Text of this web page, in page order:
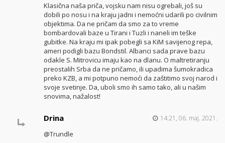
Klasična naša priča, vojsku nam nisu ogrebali, još su
dobili po nosu i na kraju jadni i nemoćni udarili po civilnim
objektima. Da ne pričam da smo za to vreme
bombardovali baze u Tirani i Tuzli i naneli im teške
gubitke. Na kraju mi ipak pobegli sa KiM savijenog repa,
ameri podigli bazu Bondstil. Albanci sada prave bazu
odakle S. Mitrovicu imaju kao na dlanu. O maltretiranju
preostalih Srba da ne pričamo, ili upadima šumokradica
preko KZB, a mi potpuno nemoći da zaštitimo svoj narod i
svoje svetinje. Da, uboli smo ih samo tako, ali u našim
snovima, nažalost!
Drina 14:21, 06. maj. 2021.
@Trundle